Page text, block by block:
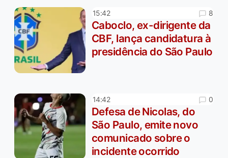
15:42 8
Caboclo, ex-dirigente da
CBF, lança candidatura à
presidência do São Paulo
14:42 0
Defesa de Nicolas, do
São Paulo, emite novo
comunicado sobre o
incidente ocorrido